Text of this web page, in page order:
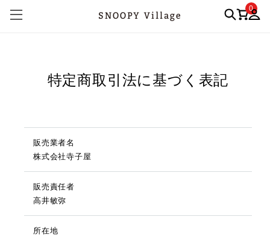
0
特定商取引法に基づく表記
販売業者名
株式会社寺子屋
販売責任者
高井敏弥
所在地